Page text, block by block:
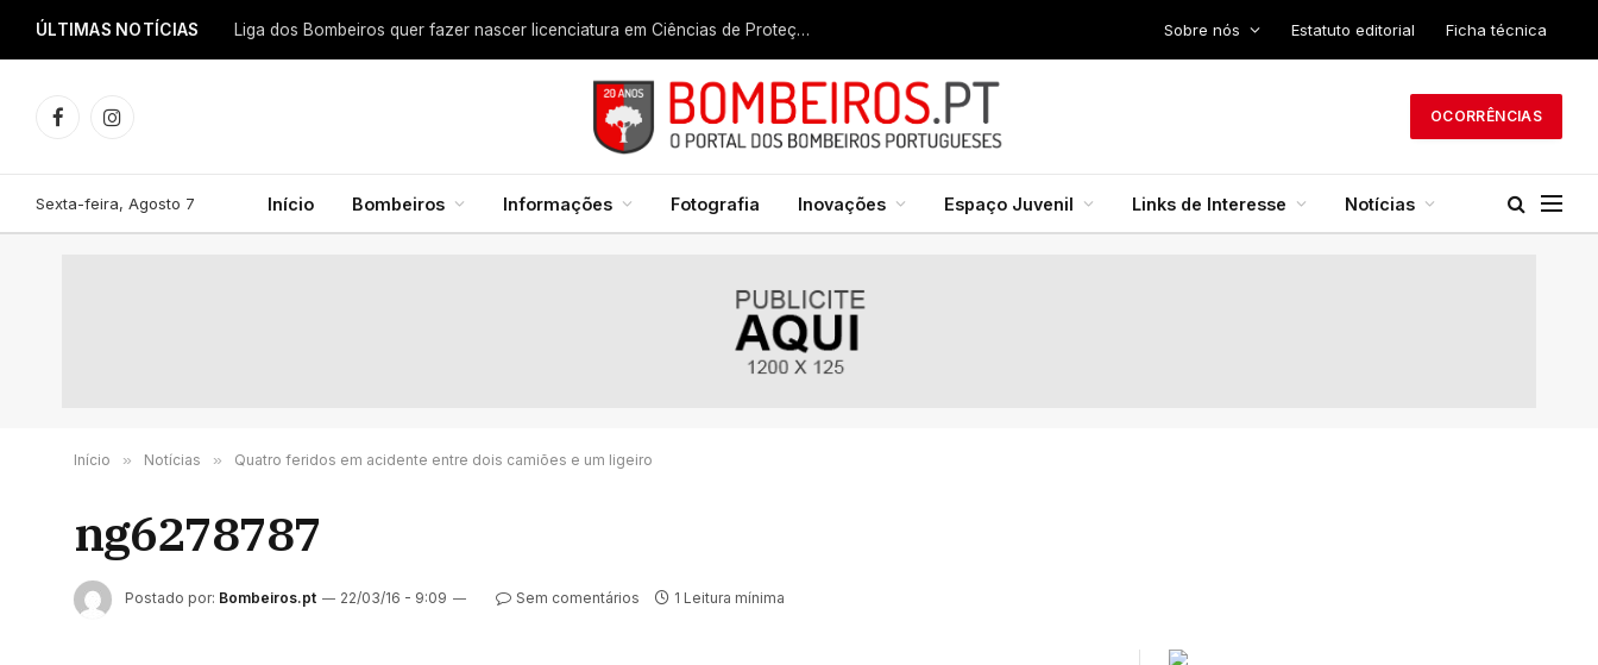
ÚLTIMAS NOTÍCIAS Liga dos Bombeiros quer fazer nascer licenciatura em Ciências de Proteção Civil e Bombeiros Sobre nós Estatuto editorial Ficha técnica
FacebookInstagram
OCORRÊNCIAS
Sexta-feira, Agosto 7 Início Bombeiros Informações Fotografia Inovações Espaço Juvenil Links de Interesse Notícias
Início » Notícias » Quatro feridos em acidente entre dois camiões e um ligeiro
ng6278787
Postado por: Bombeiros.pt 22/03/16 - 9:09 Sem comentários 1 Leitura mínima